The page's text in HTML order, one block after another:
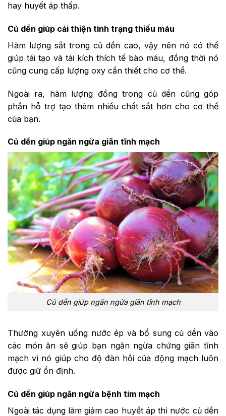
hay huyết áp thấp.
Củ dền giúp cải thiện tình trạng thiếu máu
Hàm lượng sắt trong củ dền cao, vậy nên nó có thể
giúp tái tạo và tái kích thích tế bào máu, đồng thời nó
cũng cung cấp lượng oxy cần thiết cho cơ thể.
Ngoài ra, hàm lượng đồng trong củ dền cũng góp
phần hỗ trợ tạo thêm nhiều chất sắt hơn cho cơ thể
của bạn.
Củ dền giúp ngăn ngừa giãn tĩnh mạch
Củ dền giúp ngăn ngừa giãn tĩnh mạch
Thường xuyên uống nước ép và bổ sung củ dền vào
các món ăn sẽ giúp bạn ngăn ngừa chứng giãn tĩnh
mạch vì nó giúp cho độ đàn hồi của động mạch luôn
được giữ ổn định.
Củ dền giúp ngăn ngừa bệnh tim mạch
Ngoài tác dụng làm giảm cao huyết áp thì nước củ dền